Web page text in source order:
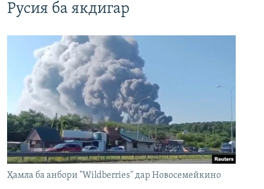
Русия ба якдигар
Ҳамла ба анбори "Wildberries" дар Новосемейкино